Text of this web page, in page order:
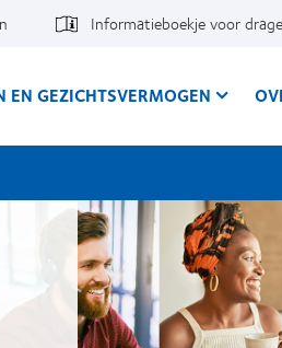
Informatieboekje voor
EN GEZICHTSVERMOGEN